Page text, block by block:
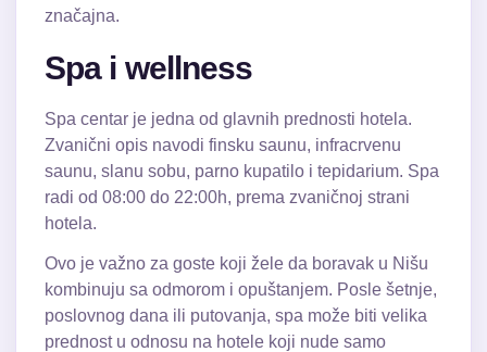
značajna.
Spa i wellness
Spa centar je jedna od glavnih prednosti hotela.
Zvanični opis navodi finsku saunu, infracrvenu
saunu, slanu sobu, parno kupatilo i tepidarium. Spa
radi od 08:00 do 22:00h, prema zvaničnoj strani
hotela.
Ovo je važno za goste koji žele da boravak u Nišu
kombinuju sa odmorom i opuštanjem. Posle šetnje,
poslovnog dana ili putovanja, spa može biti velika
prednost u odnosu na hotele koji nude samo